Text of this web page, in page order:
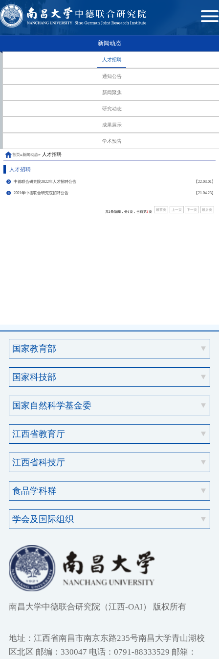
新闻动态
人才招聘
通知公告
新闻聚焦
研究动态
成果展示
学术预告
首页»新闻动态» 人才招聘
人才招聘
中德联合研究院2022年人才招聘公告 【22.03.01】
2021年中德联合研究院招聘公告 【21.04.23】
共2条新闻，分1页，当前第1页
最前页 上一页 下一页 最后页
南昌大学中德联合研究院（江西-OAI） 版权所有
地址：江西省南昌市南京东路235号南昌大学青山湖校
区北区 邮编：330047 电话：0791-88333529 邮箱：